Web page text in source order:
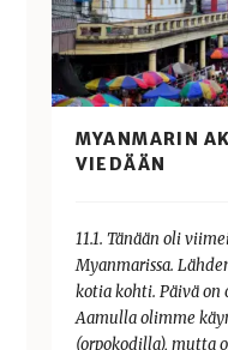
MYANMARIN
VIEDÄÄN
11.1. Tänään oli
Myanmarissa.
kotia kohti. Päivä
Aamulla olimme
(orpokodilla), mutta